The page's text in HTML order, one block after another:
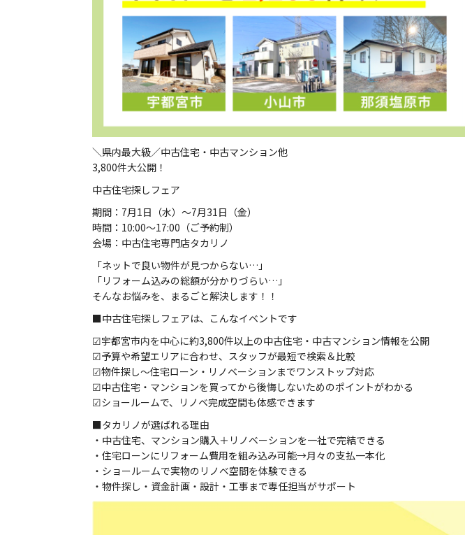
＼県内最大級／中古住宅・中古マンション他
3,800件大公開！
中古住宅探しフェア
期間：7月1日（水）～7月31日（金）
時間：10:00～17:00（ご予約制）
会場：中古住宅専門店タカリノ
「ネットで良い物件が見つからない…」
「リフォーム込みの総額が分かりづらい…」
そんなお悩みを、まるごと解決します！！
■中古住宅探しフェアは、こんなイベントです
☑宇都宮市内を中心に約3,800件以上の中古住宅・中古マンション情報を公開
☑予算や希望エリアに合わせ、スタッフが最短で検索＆比較
☑物件探し～住宅ローン・リノベーションまでワンストップ対応
☑中古住宅・マンションを買ってから後悔しないためのポイントがわかる
☑ショールームで、リノベ完成空間も体感できます
■タカリノが選ばれる理由
・中古住宅、マンション購入＋リノベーションを一社で完結できる
・住宅ローンにリフォーム費用を組み込み可能→月々の支払一本化
・ショールームで実物のリノベ空間を体験できる
・物件探し・資金計画・設計・工事まで専任担当がサポート